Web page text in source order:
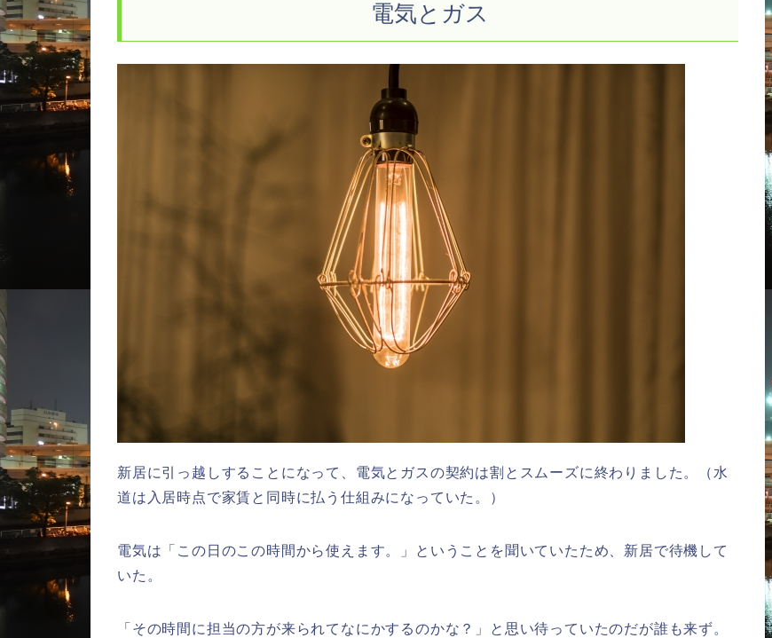
電気とガス
新居に引っ越しすることになって、電気とガスの契約は割とスムーズに終わりました。（水
道は入居時点で家賃と同時に払う仕組みになっていた。）
電気は「この日のこの時間から使えます。」ということを聞いていたため、新居で待機して
いた。
「その時間に担当の方が来られてなにかするのかな？」と思い待っていたのだが誰も来ず。